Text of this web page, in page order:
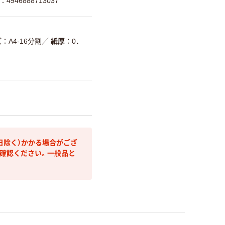
A4-16分割 ／ 紙厚 0．
除く）かかる場合がござ
認ください。一般品と